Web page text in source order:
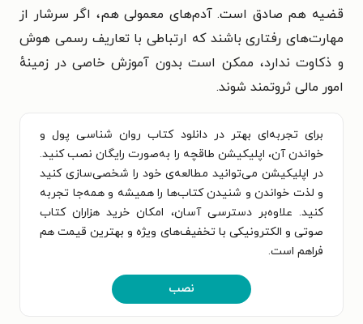
قضیه هم صادق است. آدم‌های معمولی هم، اگر سرشار از
مهارت‌های رفتاری باشند که ارتباطی با تعاریف رسمی هوش
و ذکاوت ندارد، ممکن است بدون آموزش خاصی در زمینهٔ
امور مالی ثروتمند شوند.
برای تجربه‌ای بهتر در دانلود کتاب روان شناسی پول و
خواندن آن، اپلیکیشن طاقچه را به‌صورت رایگان نصب کنید.
در اپلیکیشن می‌توانید مطالعه‌ی خود را شخصی‌سازی کنید
و لذت خواندن و شنیدن کتاب‌ها را همیشه و همه‌جا تجربه
کنید. علاوه‌بر دسترسی آسان، امکان خرید هزاران کتاب
صوتی و الکترونیکی با تخفیف‌های ویژه و بهترین قیمت هم
فراهم است.
نصب